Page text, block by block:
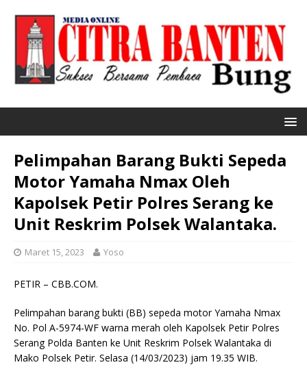
Pelimpahan Barang Bukti Sepeda
Motor Yamaha Nmax Oleh
Kapolsek Petir Polres Serang ke
Unit Reskrim Polsek Walantaka.
Maret 15, 2023 Yoso
PETIR – CBB.COM.
Pelimpahan barang bukti (BB) sepeda motor Yamaha Nmax
No. Pol A-5974-WF warna merah oleh Kapolsek Petir Polres
Serang Polda Banten ke Unit Reskrim Polsek Walantaka di
Mako Polsek Petir. Selasa (14/03/2023) jam 19.35 WIB.